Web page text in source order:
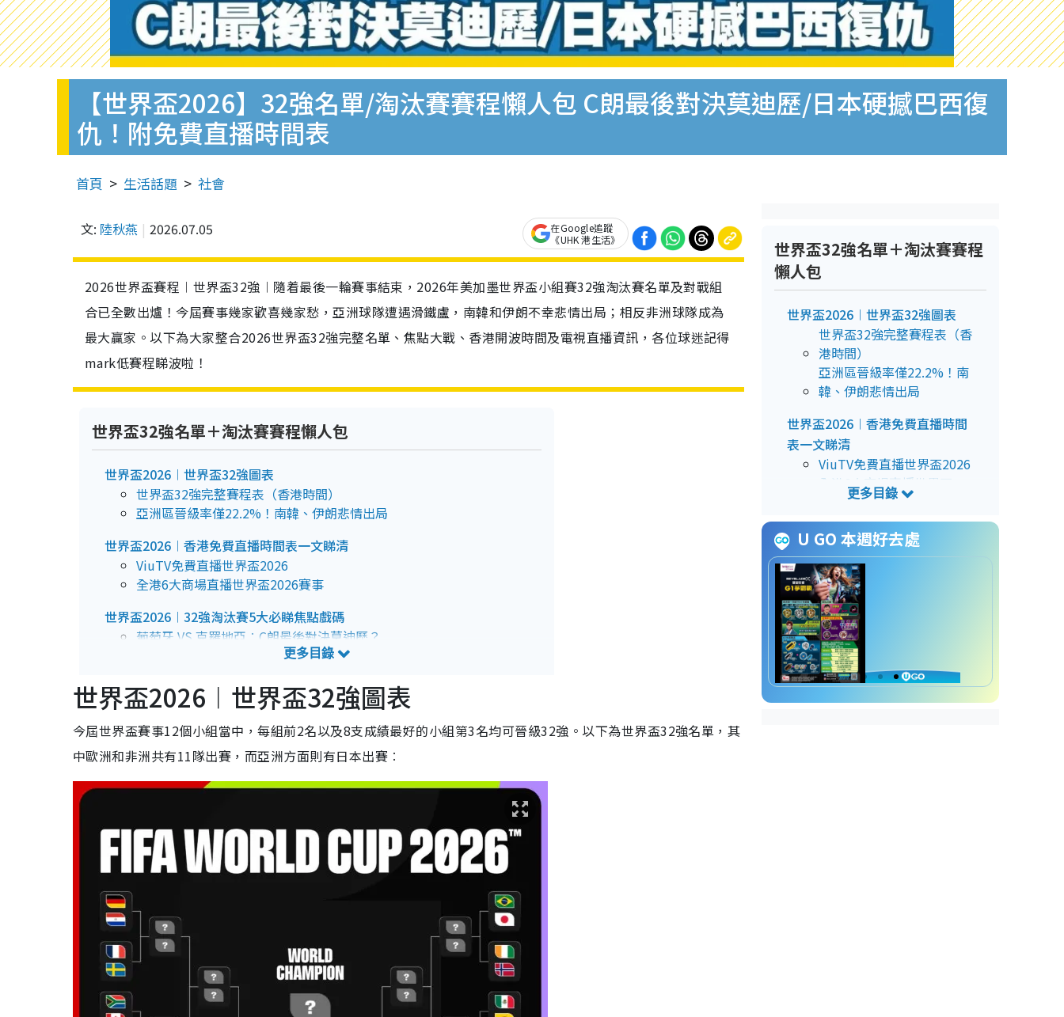
【世界盃2026】32強名單/淘汰賽賽程懶人包 C朗最後對決莫迪歷/日本硬撼巴西復
仇！附免費直播時間表
首頁 生活話題 社會
文: 陸秋燕 2026.07.05
在Google追蹤
《UHK 港生活》
2026世界盃賽程︱世界盃32強︱隨着最後一輪賽事結束，2026年美加墨世界盃小組賽32強淘汰賽名單及對戰組
合已全數出爐！今屆賽事幾家歡喜幾家愁，亞洲球隊遭遇滑鐵盧，南韓和伊朗不幸悲情出局；相反非洲球隊成為
最大贏家。以下為大家整合2026世界盃32強完整名單、焦點大戰、香港開波時間及電視直播資訊，各位球迷記得
mark低賽程睇波啦！
世界盃32強名單＋淘汰賽賽程懶人包
世界盃2026︱世界盃32強圖表
世界盃32強完整賽程表（香港時間）
亞洲區晉級率僅22.2%！南韓、伊朗悲情出局
世界盃2026︱香港免費直播時間表一文睇清
ViuTV免費直播世界盃2026
全港6大商場直播世界盃2026賽事
世界盃2026︱32強淘汰賽5大必睇焦點戲碼
葡萄牙 VS 克羅地亞︰C朗最後對決莫迪歷？
巴西 VS 日本︰森巴軍團復仇戰？
德國 VS 巴拉圭︰日耳曼軍團相隔12年再晉級！
英格蘭 VS 剛果民主共和國︰三獅軍團迎戰非洲神奇球隊！
世界盃2026︱世界盃32強圖表
今屆世界盃賽事12個小組當中，每組前2名以及8支成績最好的小組第3名均可晉級32強。以下為世界盃32強名單，其
中歐洲和非洲共有11隊出賽，而亞洲方面則有日本出賽︰
世界盃32強名單＋淘汰賽賽程
懶人包
世界盃2026︱世界盃32強圖表
世界盃32強完整賽程表（香
港時間）
亞洲區晉級率僅22.2%！南
韓、伊朗悲情出局
世界盃2026︱香港免費直播時間
表一文睇清
ViuTV免費直播世界盃2026
全港6大商場直播世界盃
2026賽事
世界盃2026︱32強淘汰賽5大必
睇焦點戲碼
葡萄牙 VS 克羅地亞︰C朗
最後對決莫迪歷？
巴西 VS 日本︰森巴軍團復
仇戰？
阿根廷 VS 佛得角︰「黑
馬」門將圓夢決戰美斯！
德國 VS 巴拉圭︰日耳曼軍
團相隔12年再晉級！
U GO 本週好去處